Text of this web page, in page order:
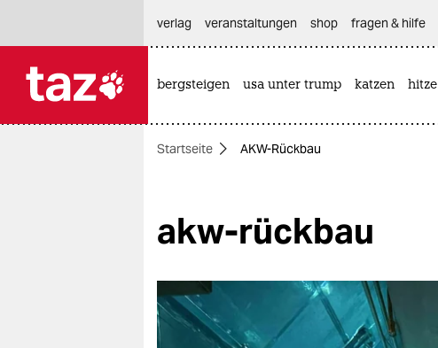
themen
öko
gesellschaft
kultur
verlag
veranstaltungen shop fragen & hilfe
bergsteigen usa unter trump katzen hitze
Startseite AKW-Rückbau
akw-rückbau